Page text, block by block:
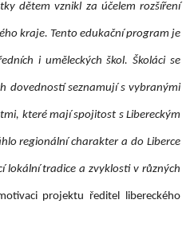
dětem vznikl za účelem rozšíření
kraje. Tento edukační program je
i uměleckých škol. Školáci se
dovedností seznamují s vybranými
které mají spojitost s Libereckým
regionální charakter a do Liberce
lokální tradice a zvyklosti v různých
projektu ředitel libereckého